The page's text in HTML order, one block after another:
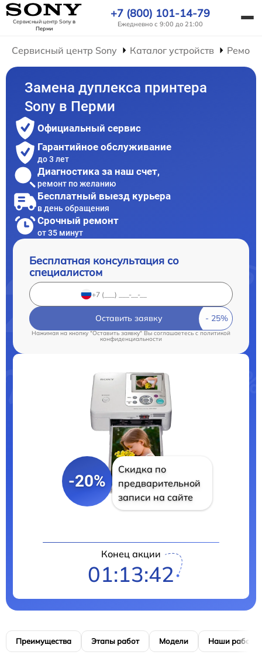
Сервисный центр Sonyв
Перми
+7 (800) 101-14-79
Ежедневно с 9:00 до 21:00
Сервисный центр Sony Каталог устройств
Замена дуплекса принтера
Sony в Перми
Официальный сервис
Гарантийное обслуживание
до 3 лет
Диагностика за наш счет,
ремонт по желанию
Бесплатный выезд курьера
в день обращения
Срочный ремонт
от 35 минут
Бесплатная консультация со
специалистом
Оставить заявку
Нажимая на кнопку "Оставить заявку" Вы соглашаетесь c политикой
конфиденциальности
-20%
Скидка по
предварительной
записи на сайте
Конец акции
01:13:41
Преимущества Этапы работ Модели Наши работы